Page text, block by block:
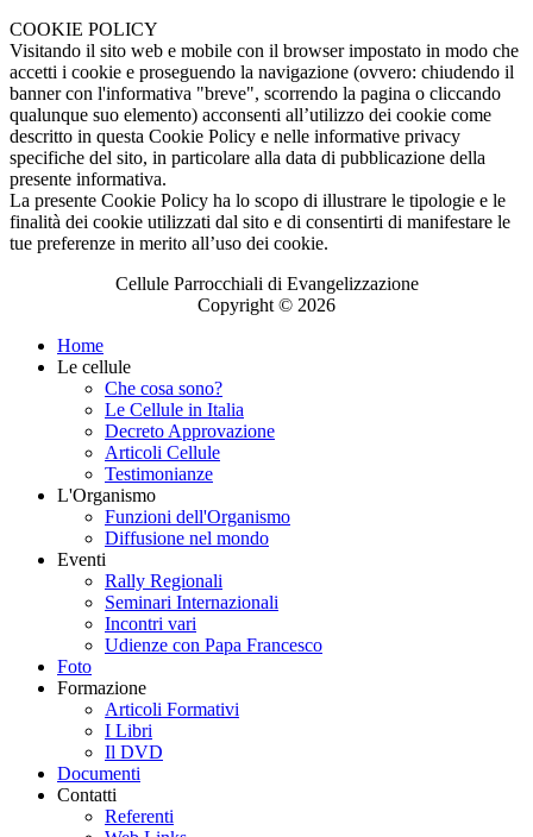
COOKIE POLICY
Visitando il sito web e mobile con il browser impostato in modo che
accetti i cookie e proseguendo la navigazione (ovvero: chiudendo il
banner con l'informativa "breve", scorrendo la pagina o cliccando
qualunque suo elemento) acconsenti all’utilizzo dei cookie come
descritto in questa Cookie Policy e nelle informative privacy
specifiche del sito, in particolare alla data di pubblicazione della
presente informativa.
La presente Cookie Policy ha lo scopo di illustrare le tipologie e le
finalità dei cookie utilizzati dal sito e di consentirti di manifestare le
tue preferenze in merito all’uso dei cookie.
Cellule Parrocchiali di Evangelizzazione
Copyright © 2026
Home
Le cellule
Che cosa sono?
Le Cellule in Italia
Decreto Approvazione
Articoli Cellule
Testimonianze
L'Organismo
Funzioni dell'Organismo
Diffusione nel mondo
Eventi
Rally Regionali
Seminari Internazionali
Incontri vari
Udienze con Papa Francesco
Foto
Formazione
Articoli Formativi
I Libri
Il DVD
Documenti
Contatti
Referenti